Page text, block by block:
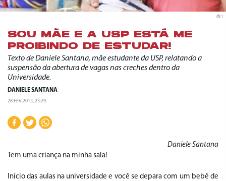
ds1
SOU MÃE E A USP ESTÁ ME
PROIBINDO DE ESTUDAR!
Texto de Daniele Santana, mãe estudante da USP, relatando a
suspensão da abertura de vagas nas creches dentro da
Universidade.
DANIELE SANTANA
28 FEV 2015, 23:29
Daniele Santana
Tem uma criança na minha sala!
Início das aulas na universidade e você se depara com um bebê de